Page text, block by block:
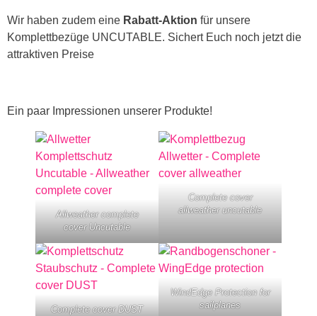
Wir haben zudem eine Rabatt-Aktion für unsere
Komplettbezüge UNCUTABLE. Sichert Euch noch jetzt die
attraktiven Preise
Ein paar Impressionen unserer Produkte!
Allweather complete
cover Uncutable
Complete cover
allweather uncutable
Complete cover DUST
WindEdge Protection for
sailplanes